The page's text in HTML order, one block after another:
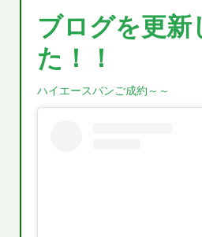
ブログを更新
た！！
ハイエースバンご成約～～